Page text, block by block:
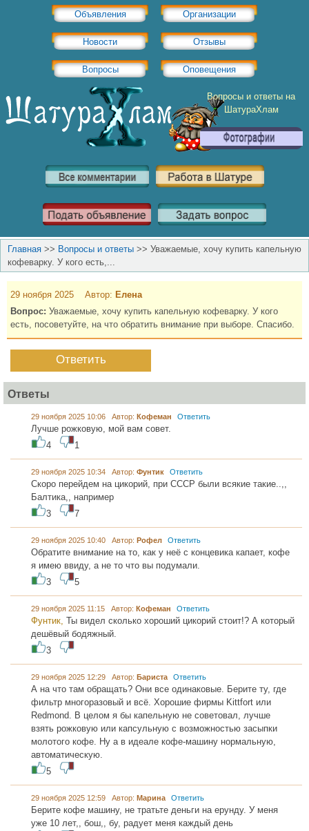
Объявления Организации
Новости Отзывы
Вопросы Оповещения
Вопросы и ответы на
ШатураХлам
Главная >> Вопросы и ответы >> Уважаемые, хочу купить капельную
кофеварку. У кого есть,...
29 ноября 2025 Автор: Елена
Вопрос: Уважаемые, хочу купить капельную кофеварку. У кого
есть, посоветуйте, на что обратить внимание при выборе. Спасибо.
Ответить
Ответы
29 ноября 2025 10:06 Автор: Кофеман Ответить
Лучше рожковую, мой вам совет.
4
1
29 ноября 2025 10:34 Автор: Фунтик Ответить
Скоро перейдем на цикорий, при СССР были всякие такие..,,
Балтика,, например
3
7
29 ноября 2025 10:40 Автор: Рофел Ответить
Обратите внимание на то, как у неё с концевика капает, кофе
я имею ввиду, а не то что вы подумали.
3
5
29 ноября 2025 11:15 Автор: Кофеман Ответить
Фунтик, Ты видел сколько хороший цикорий стоит!? А который
дешёвый бодяжный.
3
29 ноября 2025 12:29 Автор: Бариста Ответить
А на что там обращать? Они все одинаковые. Берите ту, где
фильтр многоразовый и всё. Хорошие фирмы Kittfort или
Redmond. В целом я бы капельную не советовал, лучше
взять рожковую или капсульную с возможностью засыпки
молотого кофе. Ну а в идеале кофе-машину нормальную,
автоматическую.
5
29 ноября 2025 12:59 Автор: Марина Ответить
Берите кофе машину, не тратьте деньги на ерунду. У меня
уже 10 лет,, бош,, бу, радует меня каждый день